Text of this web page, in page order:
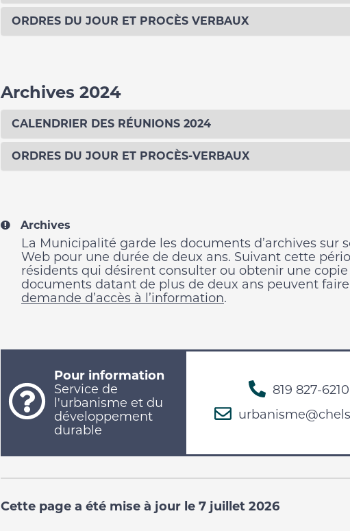
ORDRES DU JOUR ET PROCÈS VERBAUX
Archives 2024
CALENDRIER DES RÉUNIONS 2024
ORDRES DU JOUR ET PROCÈS-VERBAUX
Archives
La Municipalité garde les documents d’archives sur
Web pour une durée de deux ans. Suivant cette
résidents qui désirent consulter ou obtenir une copie
documents datant de plus de deux ans peuvent
demande d’accès à l’information.
Pour information
Service de
l'urbanisme et du
développement
durable
819 827-6210
Cette page a été mise à jour le 7 juillet 2026